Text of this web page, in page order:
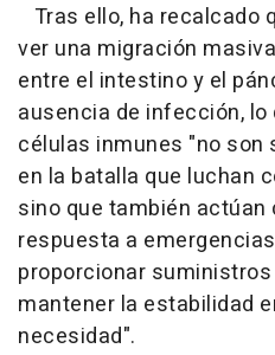
Tras ello, ha recalcado
ver una migración
entre el intestino y el
ausencia de infección,
células inmunes "no
en la batalla que luchan
sino que también actúan
respuesta a
proporcionar
mantener la estabilidad
necesidad".